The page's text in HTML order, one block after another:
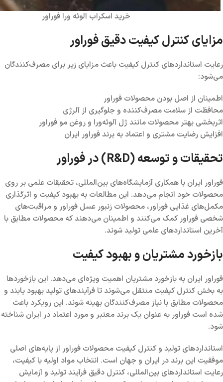
خرید اسکراب آلوئه ورا فوراور
مزایای کنترل کیفیت دقیق فوراور
رعایت استانداردهای کنترل کیفیت باعث مزایای زیر برای مصرف‌کنندگان
می‌شود:
اطمینان از اصل بودن محصولات فوراور
محافظت از سلامت مصرف‌کننده و جلوگیری از آلرژی
اثربخشی بهتر محصولات مانند ژل آلوئه‌ورا و روغن مو فوراور
افزایش رضایت مشتری و اعتماد به برند فوراور ایران
تحقیقات و توسعه (R&D) در فوراور
فوراور ایران با همکاری آزمایشگاه‌های بین‌المللی، تحقیقات علمی بر روی
محصولات خود انجام می‌دهد. این مطالعات به بهبود کیفیت و اثرگذاری
مکمل‌های غذایی فوراور، محصولات زنبور عسل فوراور و مراقبت‌های
شخصی فوراور کمک می‌کنند و اطمینان می‌دهند که محصولات مطابق با
آخرین استانداردهای علمی تولید شوند.
بازخورد مشتریان و بهبود کیفیت
فوراور ایران به بازخورد مشتریان اهمیت ویژه‌ای می‌دهد. این بازخوردها
به بخش کنترل کیفیت منتقل می‌شوند تا فرآیندهای تولید بهبود یابند و
محصولات مطابق با نیاز مصرف‌کنندگان بهینه شوند. این رویکرد باعث
شده است فوراور به عنوان یک برند معتبر و مورد اعتماد در ایران شناخته
شود.
استانداردهای تولید و کنترل کیفیت محصولات فوراور از پایه‌های اصلی
موفقیت این برند در ایران و جهان است. انتخاب مواد اولیه با کیفیت،
رعایت استانداردهای بین‌المللی، کنترل دقیق فرآیند تولید و آزمایش